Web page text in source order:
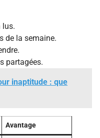
lus.
de la semaine.
partagées.
inaptitude : que
Avantage